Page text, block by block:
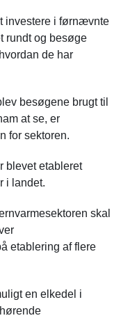
investere i førnævnte
rundt og besøge
de har
besøgene brugt til
at se, er
for sektoren.
blevet etableret
i landet.
skal
etablering af flere
en elkedel i